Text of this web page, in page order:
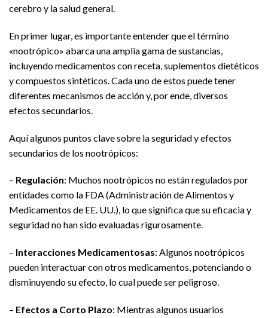
cerebro y la salud general.
En primer lugar, es importante entender que el término
«nootrópico» abarca una amplia gama de sustancias,
incluyendo medicamentos con receta, suplementos dietéticos
y compuestos sintéticos. Cada uno de estos puede tener
diferentes mecanismos de acción y, por ende, diversos
efectos secundarios.
Aquí algunos puntos clave sobre la seguridad y efectos
secundarios de los nootrópicos:
– Regulación: Muchos nootrópicos no están regulados por
entidades como la FDA (Administración de Alimentos y
Medicamentos de EE. UU.), lo que significa que su eficacia y
seguridad no han sido evaluadas rigurosamente.
– Interacciones Medicamentosas: Algunos nootrópicos
pueden interactuar con otros medicamentos, potenciando o
disminuyendo su efecto, lo cual puede ser peligroso.
– Efectos a Corto Plazo: Mientras algunos usuarios